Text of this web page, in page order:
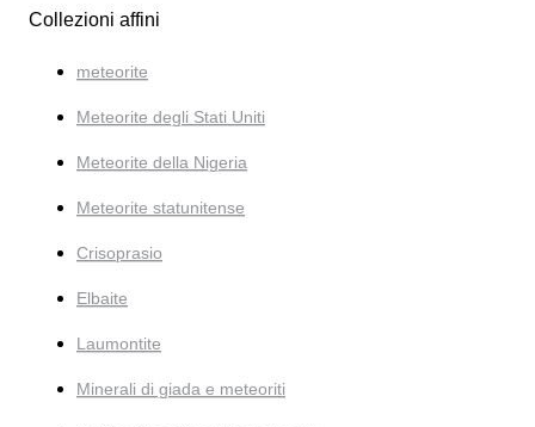
Collezioni affini
meteorite
Meteorite degli Stati Uniti
Meteorite della Nigeria
Meteorite statunitense
Crisoprasio
Elbaite
Laumontite
Minerali di giada e meteoriti